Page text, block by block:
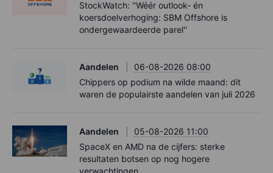
StockWatch: ''Wéér outlook- én
koersdoelverhoging: SBM Offshore is
ondergewaardeerde parel''
Aandelen
06-08-2026 08:00
Chippers op podium na wilde maand: dit
waren de populairste aandelen van juli 2026
Aandelen
05-08-2026 11:00
SpaceX en AMD na de cijfers: sterke
resultaten botsen op nog hogere